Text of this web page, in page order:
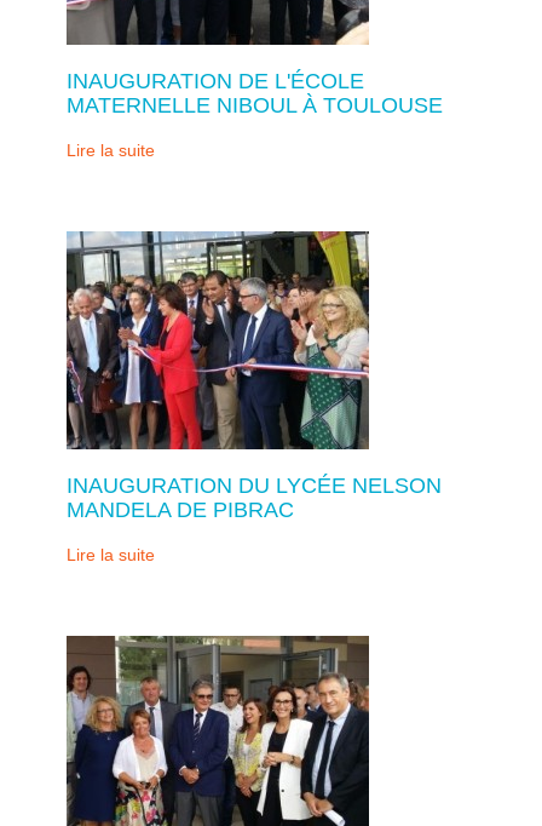
INAUGURATION DE L'ÉCOLE
MATERNELLE NIBOUL À TOULOUSE
Lire la suite
INAUGURATION DU LYCÉE NELSON
MANDELA DE PIBRAC
Lire la suite